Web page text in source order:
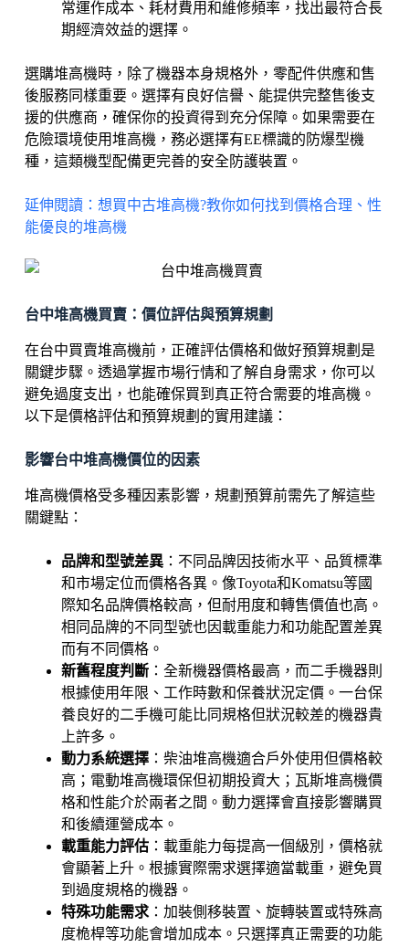
常運作成本、耗材費用和維修頻率，找出最符合長
期經濟效益的選擇。
選購堆高機時，除了機器本身規格外，零配件供應和售
後服務同樣重要。選擇有良好信譽、能提供完整售後支
援的供應商，確保你的投資得到充分保障。如果需要在
危險環境使用堆高機，務必選擇有EE標識的防爆型機
種，這類機型配備更完善的安全防護裝置。
延伸閱讀：想買中古堆高機?教你如何找到價格合理、性
能優良的堆高機
台中堆高機買賣：價位評估與預算規劃
在台中買賣堆高機前，正確評估價格和做好預算規劃是
關鍵步驟。透過掌握市場行情和了解自身需求，你可以
避免過度支出，也能確保買到真正符合需要的堆高機。
以下是價格評估和預算規劃的實用建議：
影響台中堆高機價位的因素
堆高機價格受多種因素影響，規劃預算前需先了解這些
關鍵點：
品牌和型號差異：不同品牌因技術水平、品質標準
和市場定位而價格各異。像Toyota和Komatsu等國
際知名品牌價格較高，但耐用度和轉售價值也高。
相同品牌的不同型號也因載重能力和功能配置差異
而有不同價格。
新舊程度判斷：全新機器價格最高，而二手機器則
根據使用年限、工作時數和保養狀況定價。一台保
養良好的二手機可能比同規格但狀況較差的機器貴
上許多。
動力系統選擇：柴油堆高機適合戶外使用但價格較
高；電動堆高機環保但初期投資大；瓦斯堆高機價
格和性能介於兩者之間。動力選擇會直接影響購買
和後續運營成本。
載重能力評估：載重能力每提高一個級別，價格就
會顯著上升。根據實際需求選擇適當載重，避免買
到過度規格的機器。
特殊功能需求：加裝側移裝置、旋轉裝置或特殊高
度桅桿等功能會增加成本。只選擇真正需要的功能